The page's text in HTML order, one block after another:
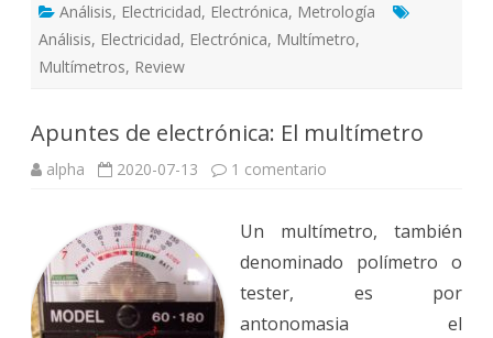
Análisis, Electricidad, Electrónica, Metrología
Análisis, Electricidad, Electrónica, Multímetro,
Multímetros, Review
Apuntes de electrónica: El multímetro
alpha 2020-07-13 1 comentario
El
multímetro
Un multímetro, también
denominado polímetro​ o
tester, es por
antonomasia el